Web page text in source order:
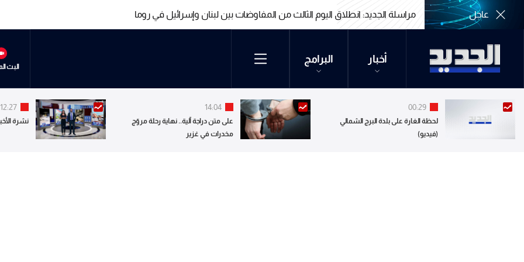
عاجل مراسلة الجديد: انطلاق اليوم الثالث من المفاوضات بين لبنان وإسرائيل في روما
أخبار البرامج
البث
00:29
لحظة الغارة على بلدة البرج الشمالي
(فيديو)
14:04
على متن دراجة آلية.. نهاية رحلة مروّج
مخدرات في غزير
12:27
نشرة